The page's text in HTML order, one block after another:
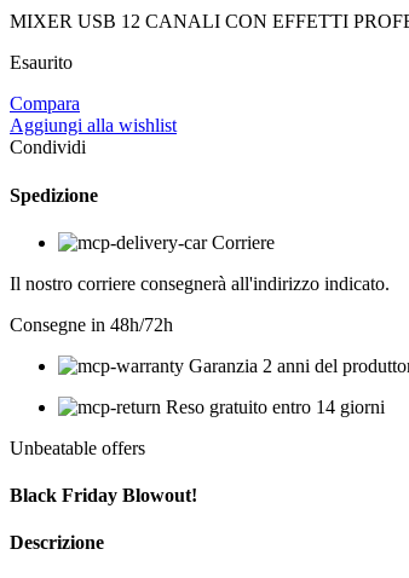
MIXER USB 12 CANALI CON EFFETTI
Esaurito
Compara
Aggiungi alla wishlist
Condividi
Spedizione
Corriere
Il nostro corriere consegnerà all'indirizzo indicato.
Consegne in 48h/72h
Garanzia 2 anni del
Reso gratuito entro 14 giorni
Unbeatable offers
Black Friday Blowout!
Descrizione